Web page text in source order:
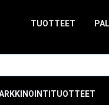
TUOTTEET